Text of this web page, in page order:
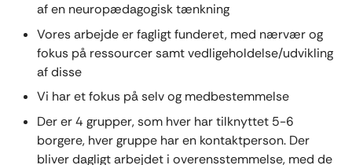
af en neuropædagogisk tænkning
Vores arbejde er fagligt funderet, med nærvær og
fokus på ressourcer samt vedligeholdelse/udvikling
af disse
Vi har et fokus på selv og medbestemmelse
Der er 4 grupper, som hver har tilknyttet 5-6
borgere, hver gruppe har en kontaktperson. Der
bliver dagligt arbejdet i overensstemmelse, med de